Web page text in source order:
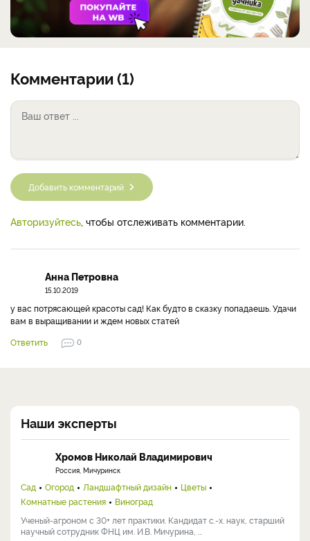
Комментарии (1)
Добавить комментарий
Авторизуйтесь, чтобы отслеживать комментарии.
Анна Петровна
15.10.2019
у вас потрясающей красоты сад! Как будто в сказку попадаешь. Удачи
вам в выращивании и ждем новых статей
Ответить
0
Наши эксперты
Хромов Николай Владимирович
Россия, Мичуринск
Сад Огород Ландшафтный дизайн
Цветы
Комнатные растения
Виноград
Ученый-агроном с 30+ лет практики. Кандидат с.-х. наук, старший
научный сотрудник ФНЦ им. И.В. Мичурина, ...